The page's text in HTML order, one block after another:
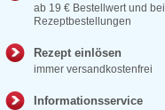
ab 19 € Bestellwert und bei
Rezeptbestellungen
Rezept einlösen
immer versandkostenfrei
Informationsservice